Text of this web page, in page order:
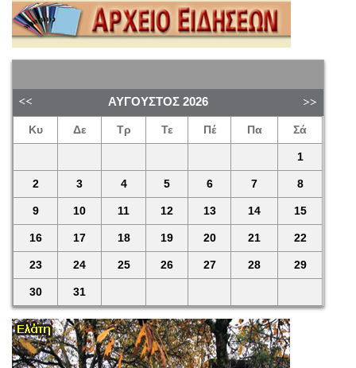
ΑΎΓΟΥΣΤΟΣ 2026
Κυ Δε Τρ Τε Πέ Πα Σά
1
2 3 4 5 6 7 8
9 10 11 12 13 14 15
16 17 18 19 20 21 22
23 24 25 26 27 28 29
30 31